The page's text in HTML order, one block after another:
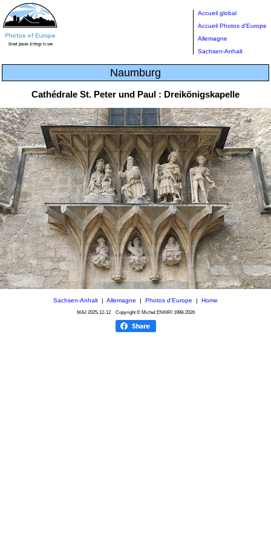
Accueil global
Accueil Photos d'Europe
Allemagne
Sachsen-Anhalt
Naumburg
Cathédrale St. Peter und Paul : Dreikönigskapelle
Sachsen-Anhalt | Allemagne | Photos d'Europe | Home
MAJ 2025-12-12Copyright © Michel ENKIRI 1998-2026